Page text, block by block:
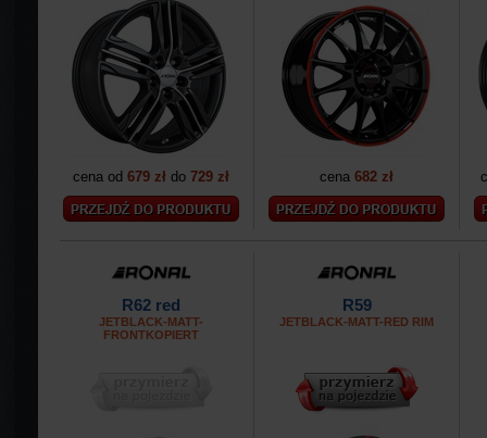
cena od 679 zł do 729 zł cena 682 zł
R62 red
JETBLACK-MATT-
FRONTKOPIERT
R59
JETBLACK-MATT-RED RIM